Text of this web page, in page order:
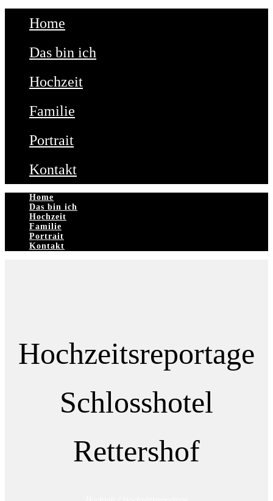
Home
Das bin ich
Hochzeit
Familie
Portrait
Kontakt
Home
Das bin ich
Hochzeit
Familie
Portrait
Kontakt
Hochzeitsreportage
Schlosshotel
Rettershof